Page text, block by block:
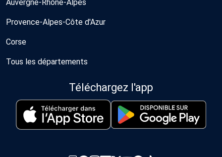
Auvergne-Rhône-Alpes
Provence-Alpes-Côte d'Azur
Corse
Tous les départements
Téléchargez l'app